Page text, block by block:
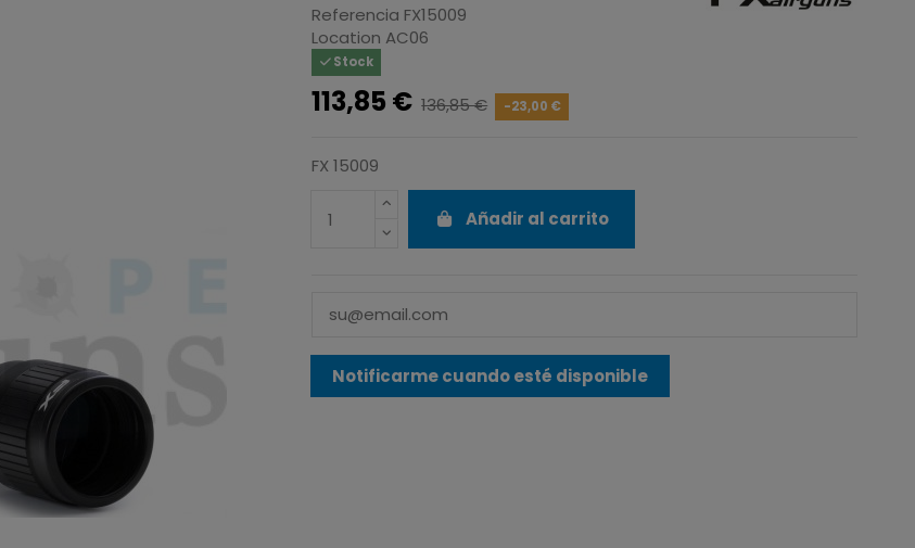
Referencia FX15009
Location AC06
Stock
113,85 € 136,85 € -23,00 €
FX 15009
Añadir al carrito